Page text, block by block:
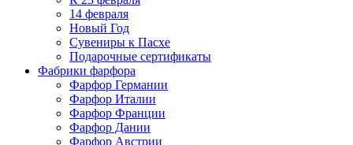
14 февраля
Новый Год
Сувениры к Пасхе
Подарочные сертификаты
Фабрики фарфора
Фарфор Германии
Фарфор Италии
Фарфор Франции
Фарфор Дании
Фарфор Австрии